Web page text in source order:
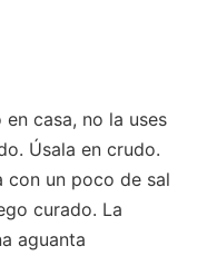
casa, no la uses
Úsala en crudo.
con un poco de sal
curado. La
aguanta